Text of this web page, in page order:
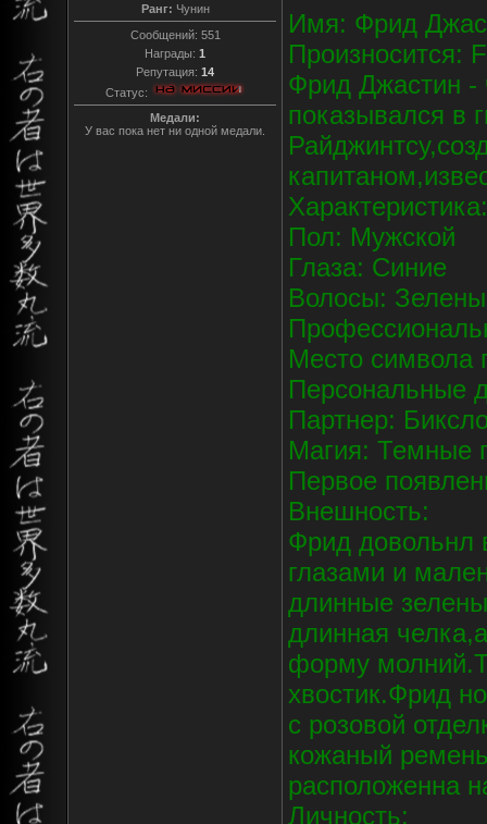
Ранг: Чунин
Сообщений: 551
Награды: 1
Репутация: 14
Статус:
Медали:
У вас пока нет ни одной медали.
Имя: Фрид
Произносится:
Фрид Джастин -
показывался в
Пол: Мужской
Глаза: Синие
Волосы:
Место символа
Персональные
Партнер:
Магия: Темные
Первое
Внешность:
Фрид довольнл
глазами и
длинные
длинная
форму
хвостик.Фрид
с розовой
кожаный
расположенна
Личность: